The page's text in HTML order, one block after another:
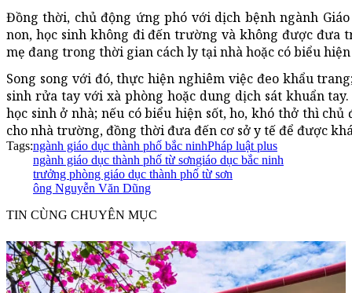
Đồng thời, chủ động ứng phó với dịch bệnh ngành
non, học sinh không đi đến trường và không được đưa
mẹ đang trong thời gian cách ly tại nhà hoặc có biểu
Song song với đó, thực hiện nghiêm việc đeo khẩu
sinh rửa tay với xà phòng hoặc dung dịch sát khuẩn
học sinh ở nhà; nếu có biểu hiện sốt, ho, khó thở thì
cho nhà trường, đồng thời đưa đến cơ sở y tế để được
Tags:ngành giáo dục thành phố bắc ninhPháp luật plus
ngành giáo dục thành phố từ sơngiáo dục bắc ninh
trưởng phòng giáo dục thành phố từ sơn
ông Nguyễn Văn Dũng
TIN CÙNG CHUYÊN MỤC